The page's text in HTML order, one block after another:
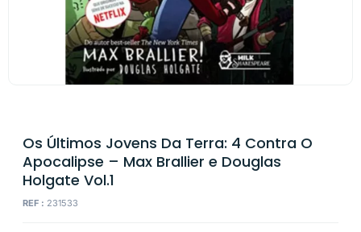
Os Últimos Jovens Da Terra: 4 Contra O
Apocalipse – Max Brallier e Douglas
Holgate Vol.1
REF : 231533